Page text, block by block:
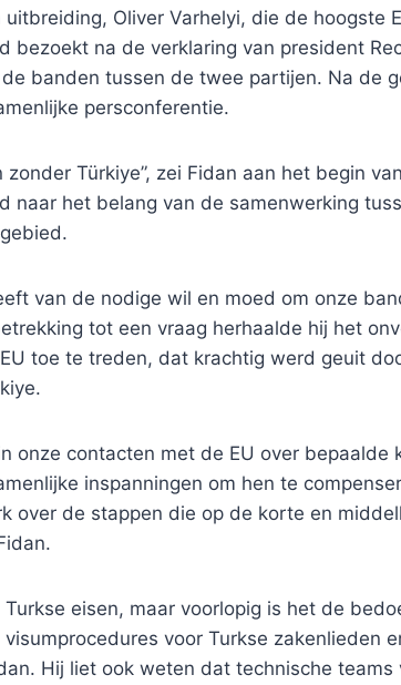
Oliver Varhelyi, die de hoogste
bezoekt na de verklaring van president
banden tussen de twee partijen. Na de
persconferentie.
Türkiye”, zei Fidan aan het begin
naar het belang van de samenwerking
van de nodige wil en moed om onze
tot een vraag herhaalde hij het
toe te treden, dat krachtig werd geuit
onze contacten met de EU over bepaalde
inspanningen om hen te
over de stappen die op de korte en
eisen, maar voorlopig is het de
voor Turkse zakenlieden
Hij liet ook weten dat technische teams